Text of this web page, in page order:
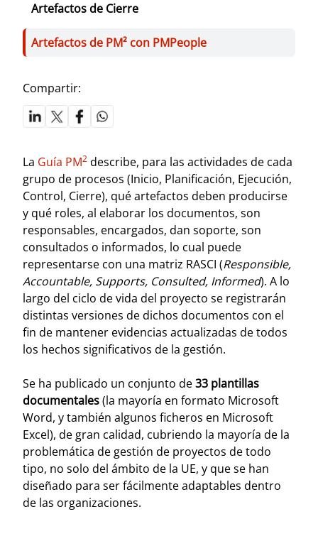
Artefactos de Cierre
Artefactos de PM² con PMPeople
Compartir:
La Guía PM2 describe, para las actividades de cada
grupo de procesos (Inicio, Planificación, Ejecución,
Control, Cierre), qué artefactos deben producirse
y qué roles, al elaborar los documentos, son
responsables, encargados, dan soporte, son
consultados o informados, lo cual puede
representarse con una matriz RASCI (Responsible,
Accountable, Supports, Consulted, Informed). A lo
largo del ciclo de vida del proyecto se registrarán
distintas versiones de dichos documentos con el
fin de mantener evidencias actualizadas de todos
los hechos significativos de la gestión.
Se ha publicado un conjunto de33 plantillas
documentales(la mayoría en formato Microsoft
Word, y también algunos ficheros en Microsoft
Excel), de gran calidad, cubriendo la mayoría de la
problemática de gestión de proyectos de todo
tipo, no solo del ámbito de la UE, y que se han
diseñado para ser fácilmente adaptables dentro
de las organizaciones.